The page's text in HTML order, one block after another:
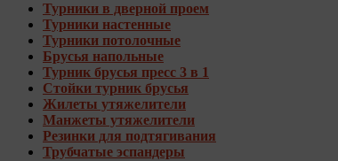
Турники в дверной проем
Турники настенные
Турники потолочные
Брусья напольные
Турник брусья пресс 3 в 1
Стойки турник брусья
Жилеты утяжелители
Манжеты утяжелители
Резинки для подтягивания
Трубчатые эспандеры